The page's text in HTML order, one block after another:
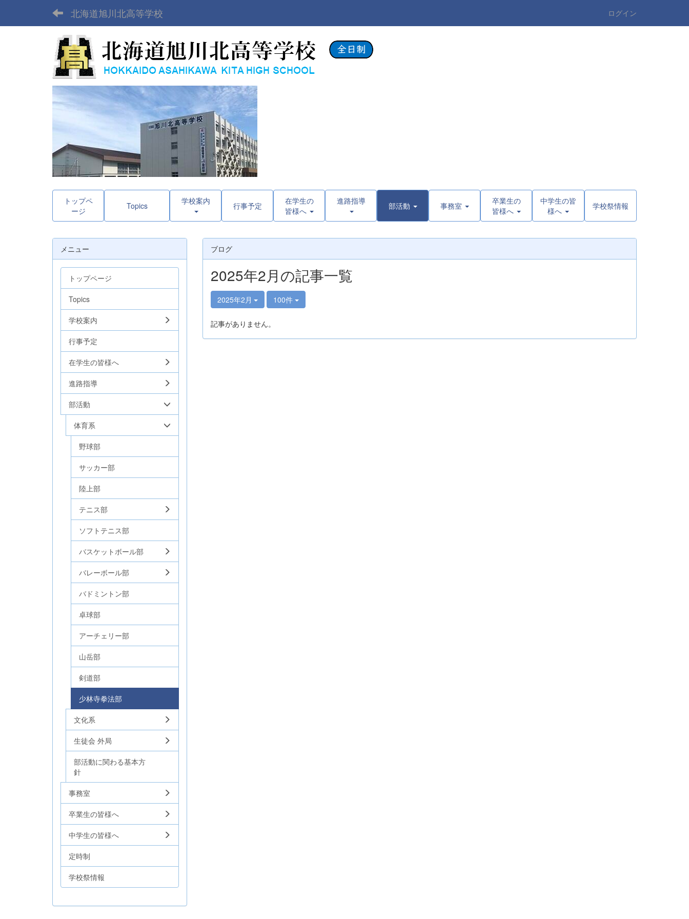
北海道旭川北高等学校 ログイン
トップペ
ージ
Topics 学校案内 行事予定
在学生の
皆様へ
進路指導 部活動 事務室
卒業生の
皆様へ
中学生の皆
様へ
学校祭情報
ブログ
2025年2月の記事一覧
2025年2月 100件
記事がありません。
メニュー
トップページ
Topics
学校案内
行事予定
在学生の皆様へ
進路指導
部活動
体育系
野球部
サッカー部
陸上部
テニス部
ソフトテニス部
バスケットボール部
バレーボール部
バドミントン部
卓球部
アーチェリー部
山岳部
剣道部
少林寺拳法部
文化系
生徒会 外局
部活動に関わる基本方
針
事務室
卒業生の皆様へ
中学生の皆様へ
定時制
学校祭情報